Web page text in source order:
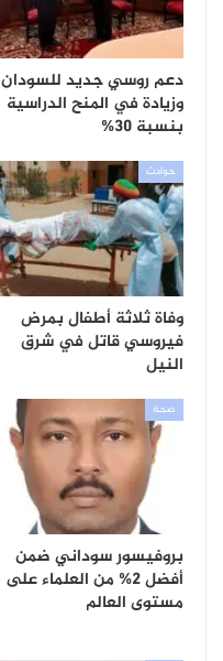
دعم روسي جديد للسودان
وزيادة في المنح الدراسية
بنسبة 30%
حوادث
وفاة ثلاثة أطفال بمرض
فيروسي قاتل في شرق
النيل
صحة
بروفيسور سوداني ضمن
أفضل 2% من العلماء على
مستوى العالم